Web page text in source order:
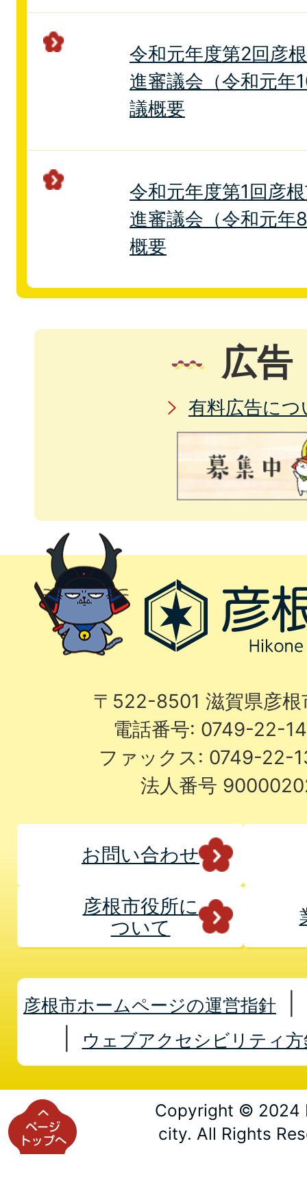
令和元年度第2回彦
進審議会（令和元年
議概要
令和元年度第1回彦
進審議会（令和元年
概要
広告
有料広告につ
〒522-8501 滋賀県彦
電話番号: 0749-22-
ファックス: 0749-22-
法人番号
お問い合わせ
彦根市役所に
ついて
彦根市ホームページの運営指針
ウェブアクセシビリティ方
Copyright © 2024
city. All Rights